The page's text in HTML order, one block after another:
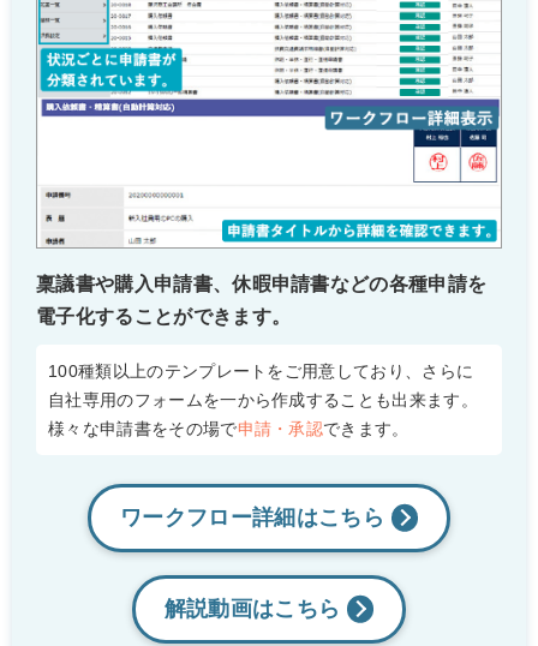
稟議書や購入申請書、休暇申請書などの各種申請を
電子化することができます。
100種類以上のテンプレートをご用意しており、さらに
自社専用のフォームを一から作成することも出来ます。
様々な申請書をその場で申請・承認できます。
ワークフロー詳細はこちら
解説動画はこちら